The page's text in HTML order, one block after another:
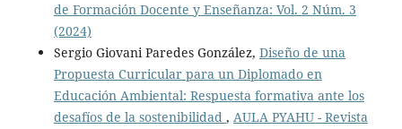
de Formación Docente y Enseñanza: Vol. 2 Núm. 3
(2024)
Sergio Giovani Paredes González, Diseño de una
Propuesta Curricular para un Diplomado en
Educación Ambiental: Respuesta formativa ante los
desafíos de la sostenibilidad , AULA PYAHU - Revista